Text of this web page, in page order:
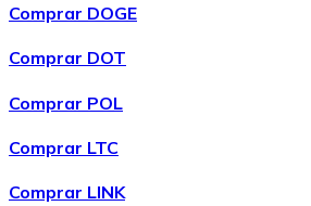
ComprarWrapped Bitcoin
Comprar DOGE
Comprar DOT
Comprar POL
Comprar LTC
Comprar LINK